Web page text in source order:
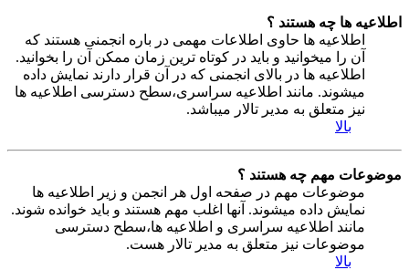
اطلاعیه ها چه هستند ؟
اطلاعیه ها حاوی اطلاعات مهمی در باره انجمنی هستند که
آن را میخوانید و باید در کوتاه ترین زمان ممکن آن را بخوانید.
اطلاعیه ها در بالای انجمنی که در آن قرار دارند نمایش داده
میشوند. مانند اطلاعیه سراسری،سطح دسترسی اطلاعیه ها
نیز متعلق به مدیر تالار میباشد.
بالا
موضوعات مهم چه هستند ؟
موضوعات مهم در صفحه اول هر انجمن و زیر اطلاعیه ها
نمایش داده میشوند. آنها اغلب مهم هستند و باید خوانده شوند.
مانند اطلاعیه سراسری و اطلاعیه ها،سطح دسترسی
موضوعات نیز متعلق به مدیر تالار هست.
بالا